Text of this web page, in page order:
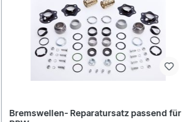
Bremswellen- Reparatursatz passend für